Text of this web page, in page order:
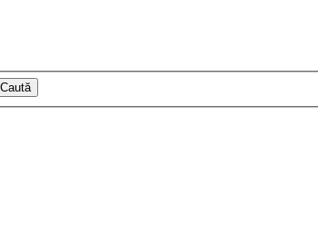
Caută